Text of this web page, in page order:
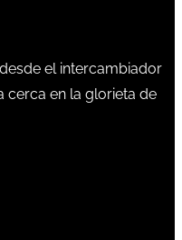
el intercambiador
cerca en la glorieta de